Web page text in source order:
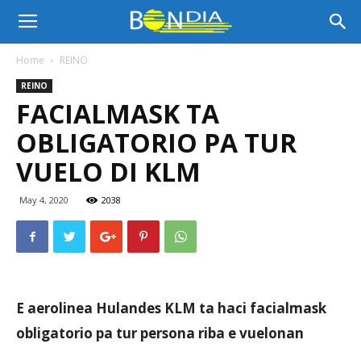
Bon
Dia
Aruba
Home REINO
REINO
FACIALMASK TA
OBLIGATORIO PA TUR
VUELO DI KLM
May 4, 2020 2038
E aerolinea Hulandes KLM ta haci facialmask
obligatorio pa tur persona riba e vuelonan